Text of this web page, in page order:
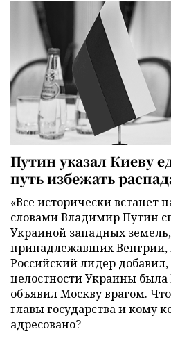
Путин указал Киеву
путь избежать
«Все исторически встанет
словами Владимир Путин
Украиной западных
принадлежавших
Российский лидер
целостности Украины была
объявил Москву врагом.
главы государства и кому
адресовано?